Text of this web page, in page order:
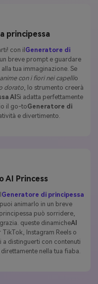
principessa
con ilGeneratore di
breve prompt e guardare
tua immaginazione. Se
con i fiori nei capellio
dorato, lo strumento creerà
AISi adatta perfettamente
il go-toGeneratore di
e divertimento.
AI Princess
Generatore di principessa
animarlo in un breve
può sorridere,
queste dinamicheAI
Instagram Reels o
distinguerti con contenuti
nella tua fiaba.